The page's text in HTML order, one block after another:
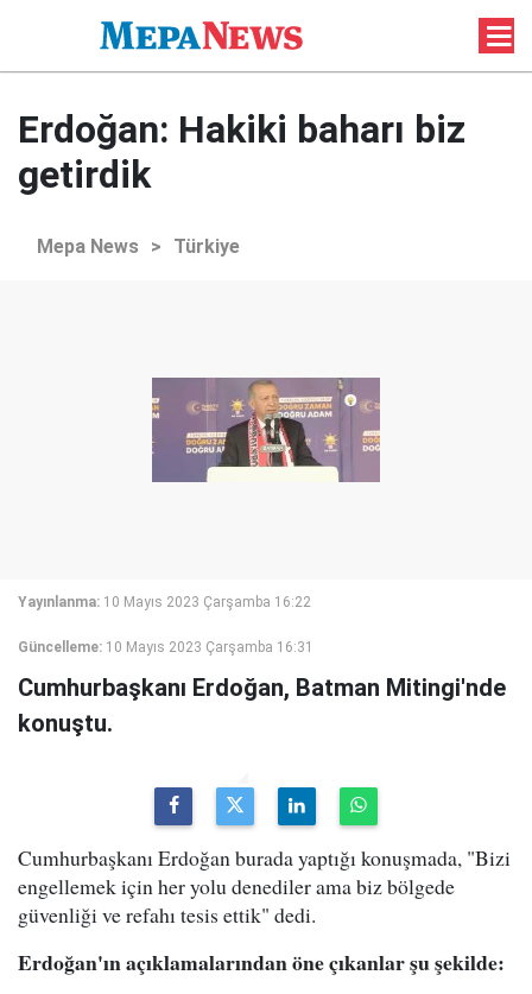
Erdoğan: Hakiki baharı biz
getirdik
Mepa News > Türkiye
Yayınlanma: 10 Mayıs 2023 Çarşamba 16:22
Güncelleme: 10 Mayıs 2023 Çarşamba 16:31
Cumhurbaşkanı Erdoğan, Batman Mitingi'nde
konuştu.
Cumhurbaşkanı Erdoğan burada yaptığı konuşmada, "Bizi
engellemek için her yolu denediler ama biz bölgede
güvenliği ve refahı tesis ettik" dedi.
Erdoğan'ın açıklamalarından öne çıkanlar şu şekilde: